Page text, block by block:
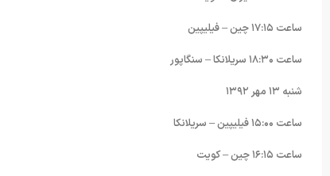
ساعت ١٧:١۵ چین – فیلیپین
ساعت ١٨:٣۰ سریلانکا – سنگاپور
شنبه ١٣ مهر ١٣٩٢
ساعت ١۵:۰۰ فیلیپین – سریلانکا
ساعت ١۶:١۵ چین – کویت